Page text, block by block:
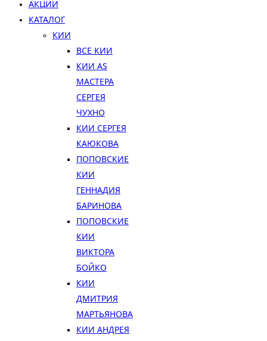
АКЦИИ
КАТАЛОГ
КИИ
ВСЕ КИИ
КИИ AS
МАСТЕРА
СЕРГЕЯ
ЧУХНО
КИИ СЕРГЕЯ
КАЮКОВА
ПОПОВСКИЕ
КИИ
ГЕННАДИЯ
БАРИНОВА
ПОПОВСКИЕ
КИИ
ВИКТОРА
БОЙКО
КИИ
ДМИТРИЯ
МАРТЬЯНОВА
КИИ АНДРЕЯ